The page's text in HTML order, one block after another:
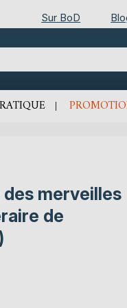
Sur BoD
des merveilles
de